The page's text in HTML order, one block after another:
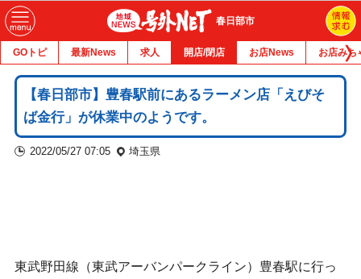
春日部市
GOトピ 最新News 求人 開店/閉店 お店News お店みち
【春日部市】豊春駅前にあるラーメン店「えびそ
ば金行」が休業中のようです。
2022/05/27 07:05 埼玉県
東武野田線（東武アーバンパークライン）豊春駅に行っ